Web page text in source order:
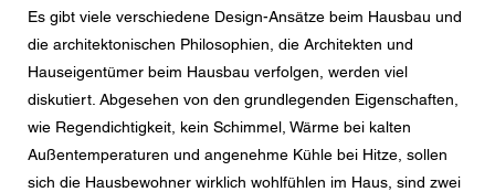
Es gibt viele verschiedene Design-Ansätze beim Hausbau und
die architektonischen Philosophien, die Architekten und
Hauseigentümer beim Hausbau verfolgen, werden viel
diskutiert. Abgesehen von den grundlegenden Eigenschaften,
wie Regendichtigkeit, kein Schimmel, Wärme bei kalten
Außentemperaturen und angenehme Kühle bei Hitze, sollen
sich die Hausbewohner wirklich wohlfühlen im Haus, sind zwei
Sie sind
Nachricht